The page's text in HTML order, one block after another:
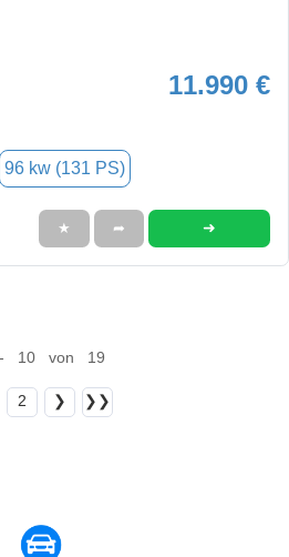
11.990 €
96 kw (131 PS)
★ ➦ ➜
10 von 19
2 ❯ ❯❯